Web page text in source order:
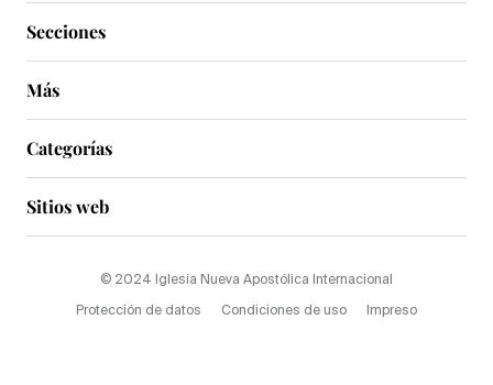
Secciones
Más
Categorías
Sitios web
© 2024 Iglesia Nueva Apostólica Internacional
Protección de datos Condiciones de uso Impreso